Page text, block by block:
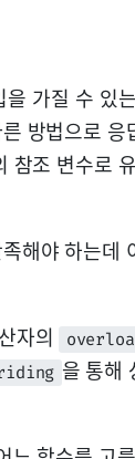
가질 수 있
방법으로 응
참조 변수로
해야 하는데
자의
을 통해